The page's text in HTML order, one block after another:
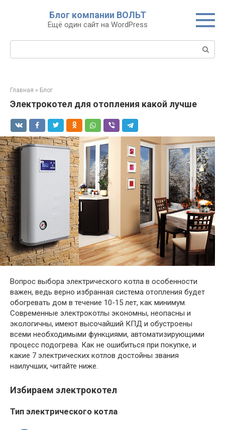
Блог компании ВОЛЬТ
Ещё один сайт на WordPress
Поиск:
Главная » Блог
Электрокотел для отопления какой лучше
Вопрос выбора электрического котла в особенности
важен, ведь верно избранная система отопления будет
обогревать дом в течение 10-15 лет, как минимум.
Современные электрокотлы экономны, неопасны и
экологичны, имеют высочайший КПД и обустроены
всеми необходимыми функциями, автоматизирующими
процесс подогрева. Как не ошибиться при покупке, и
какие 7 электрических котлов достойны звания
наилучших, читайте ниже.
Избираем электрокотел
Тип электрического котла